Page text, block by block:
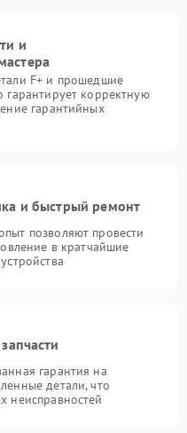
и
F+ и прошедшие
гарантирует корректную
гарантийных
и быстрый ремонт
позволяют провести
в кратчайшие
гарантия на
детали, что
неисправностей